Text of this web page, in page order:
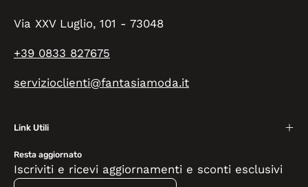
Via XXV Luglio, 101 - 73048
+39 0833 827675
servizioclienti@fantasiamoda.it
Link Utili
Resta aggiornato
Iscriviti e ricevi aggiornamenti e sconti esclusivi